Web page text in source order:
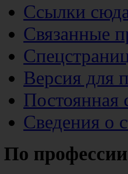
Ссылки
Связанные
Версия для
Постоянная
Сведения о
По профессии